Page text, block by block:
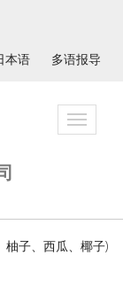
本语 多语报导
Toggle
柚子、西瓜、椰子)